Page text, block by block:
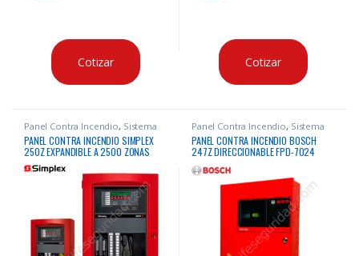
Cotizar Cotizar
Panel Contra Incendio, Sistema
Contra Incendio
PANEL CONTRA INCENDIO SIMPLEX
250Z EXPANDIBLE A 2500 ZONAS
DIRECCIONABLE
Panel Contra Incendio, Sistema
Contra Incendio
PANEL CONTRA INCENDIO BOSCH
247Z DIRECCIONABLE FPD-7024